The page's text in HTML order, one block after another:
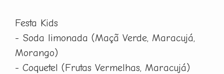
Festa Kids
- Soda limonada (Maçã Verde, Maracujá,
Morango)
- Coquetel (Frutas Vermelhas, Maracujá)